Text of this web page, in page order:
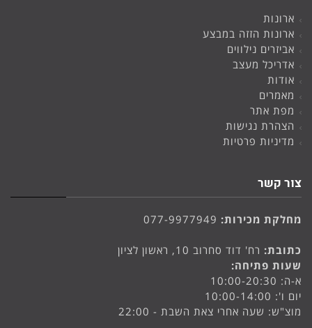
ארונות
ארונות הזזה במבצע
אביזרים נילווים
אדריכל מעצב
אודות
מאמרים
מפת אתר
הצהרת נגישות
מדיניות פרטיות
צור קשר
מחלקת מכירות: 077-9977949
כתובת: רח' דוד סחרוב 10, ראשון לציון
שעות פתיחה:
א-ה: 10:00-20:30
יום ו': 10:00-14:00
מוצ"ש: שעה אחרי צאת השבת - 22:00